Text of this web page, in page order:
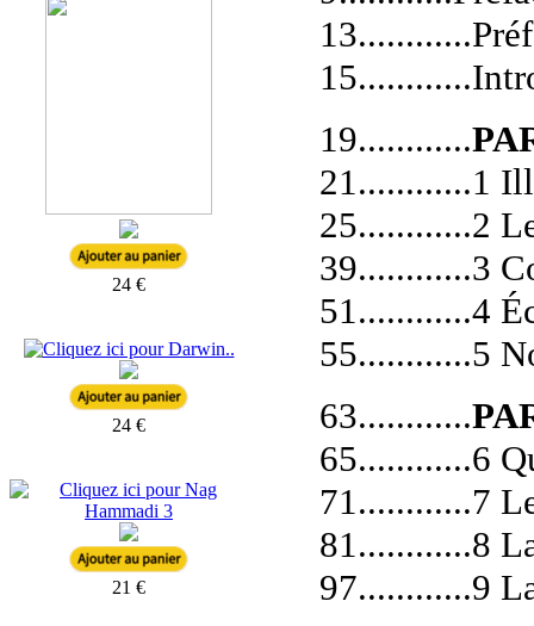
24 €
24 €
21 €
19............
21............1
25............2
39............3
51............4
55............5
63............
65............6
71............7
81............8
97............9